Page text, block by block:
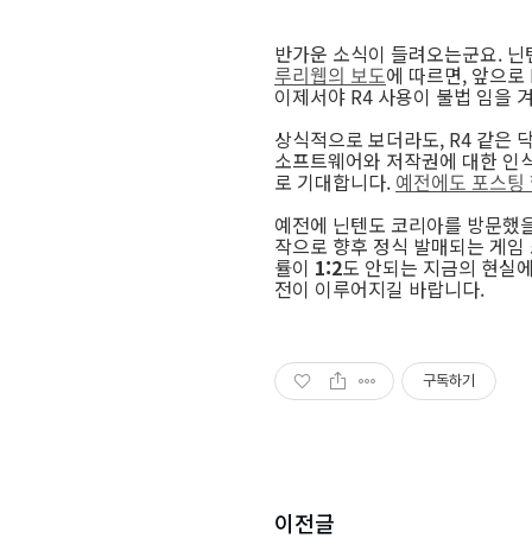
반가운 소식이 들려오는군요.
루리웹의 보도에 따르면, 앞으
이제서야 R4 사용이 불법 임을
상식적으로 보더라도, R4 같은
소프트웨어와 저작권에 대한 인
로 기대합니다. 예전에도 포스팅
예전에 닌텐도 코리아를 방문했
작으로 향후 정식 발매되는 게임
률이 1:2도 안되는 지금의 현실
전이 이루어지길 바랍니다.
구독하기
이전글